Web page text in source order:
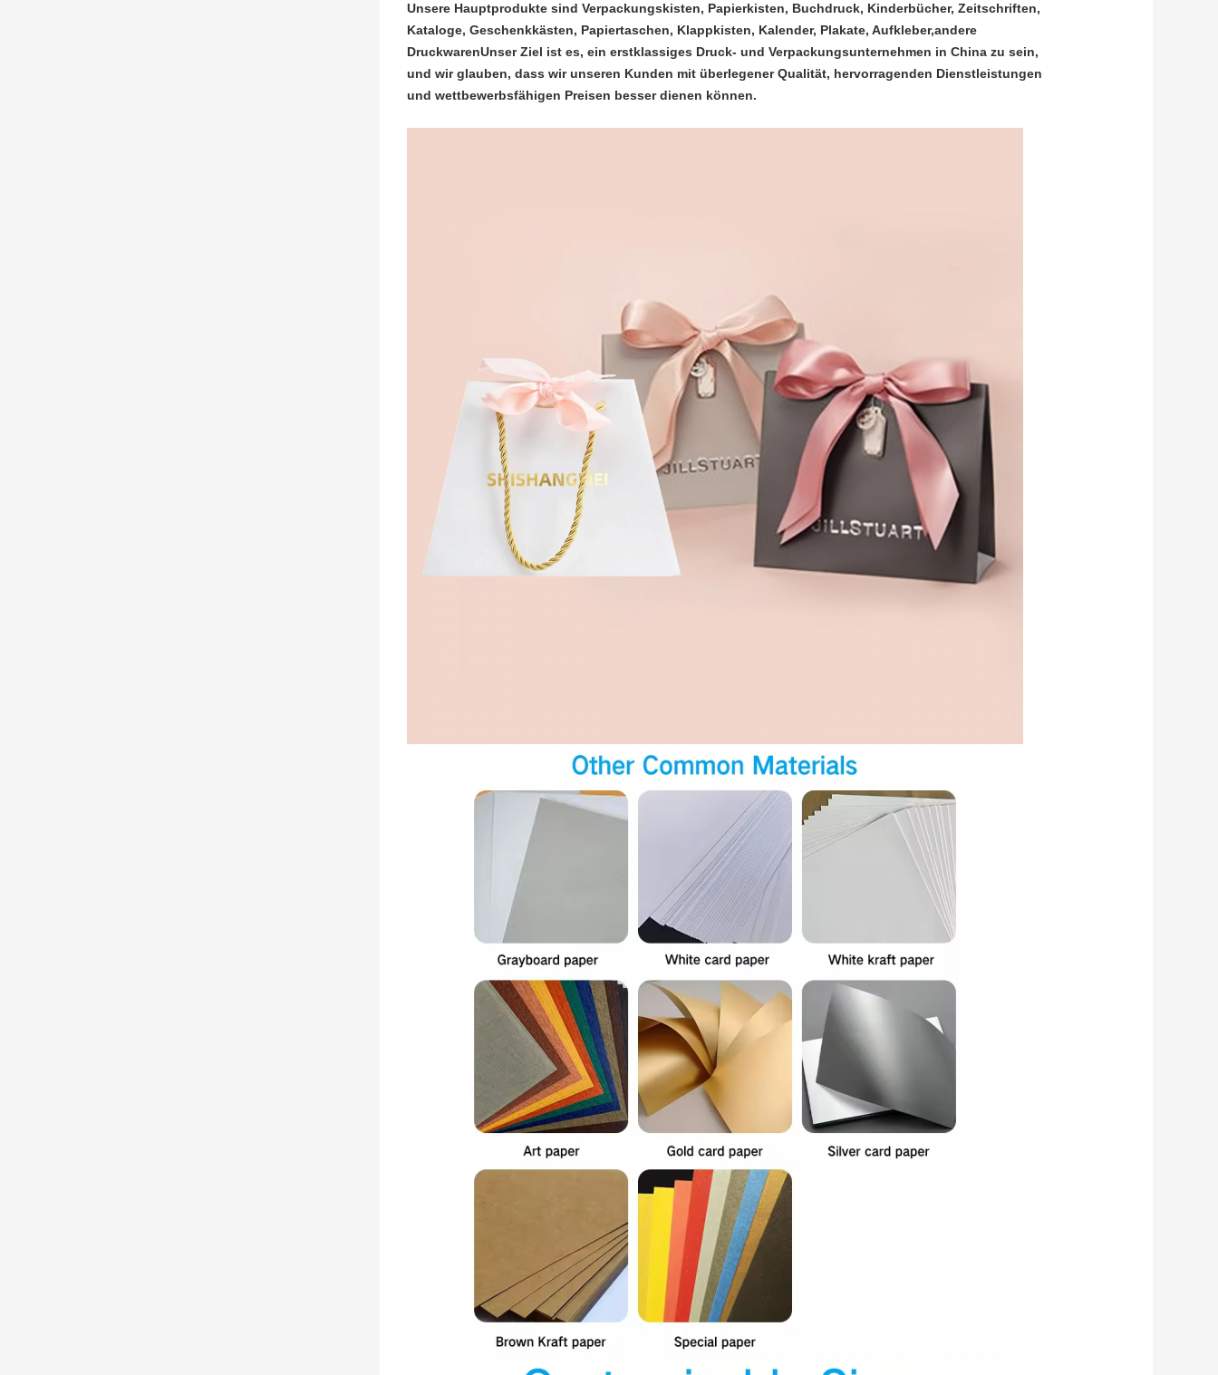
Unsere Hauptprodukte sind Verpackungskisten, Papierkisten, Buchdruck, Kinderbücher, Zeitschriften,
Kataloge, Geschenkkästen, Papiertaschen, Klappkisten, Kalender, Plakate, Aufkleber,andere
DruckwarenUnser Ziel ist es, ein erstklassiges Druck- und Verpackungsunternehmen in China zu sein,
und wir glauben, dass wir unseren Kunden mit überlegener Qualität, hervorragenden Dienstleistungen
und wettbewerbsfähigen Preisen besser dienen können.